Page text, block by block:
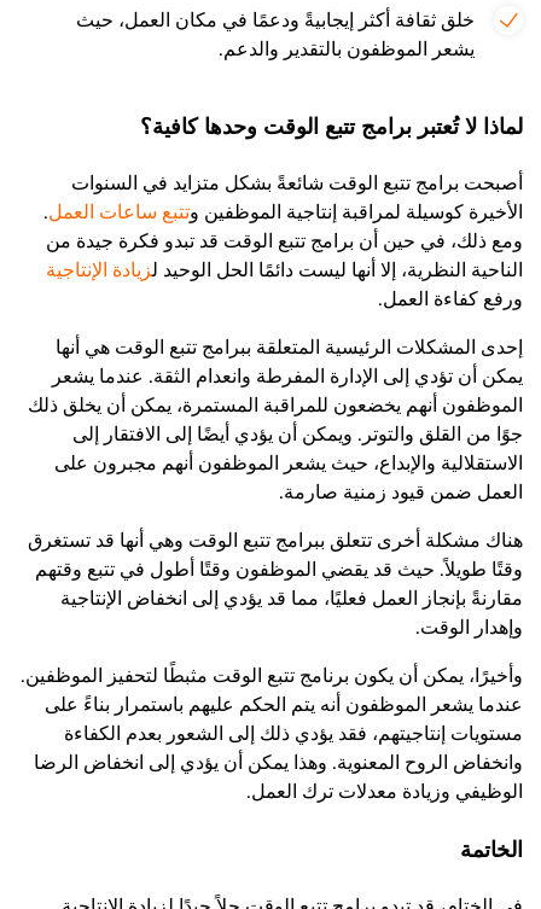
خلق ثقافة أكثر إيجابيةً ودعمًا في مكان العمل، حيث
يشعر الموظفون بالتقدير والدعم.
لماذا لا تُعتبر برامج تتبع الوقت وحدها كافية؟
أصبحت برامج تتبع الوقت شائعةً بشكل متزايد في السنوات
الأخيرة كوسيلة لمراقبة إنتاجية الموظفين وتتبع ساعات العمل.
ومع ذلك، في حين أن برامج تتبع الوقت قد تبدو فكرة جيدة من
الناحية النظرية، إلا أنها ليست دائمًا الحل الوحيد لزيادة الإنتاجية
ورفع كفاءة العمل.
إحدى المشكلات الرئيسية المتعلقة ببرامج تتبع الوقت هي أنها
يمكن أن تؤدي إلى الإدارة المفرطة وانعدام الثقة. عندما يشعر
الموظفون أنهم يخضعون للمراقبة المستمرة، يمكن أن يخلق ذلك
جوًا من القلق والتوتر. ويمكن أن يؤدي أيضًا إلى الافتقار إلى
الاستقلالية والإبداع، حيث يشعر الموظفون أنهم مجبرون على
العمل ضمن قيود زمنية صارمة.
هناك مشكلة أخرى تتعلق ببرامج تتبع الوقت وهي أنها قد تستغرق
وقتًا طويلاً. حيث قد يقضي الموظفون وقتًا أطول في تتبع وقتهم
مقارنةً بإنجاز العمل فعليًا، مما قد يؤدي إلى انخفاض الإنتاجية
وإهدار الوقت.
وأخيرًا، يمكن أن يكون برنامج تتبع الوقت مثبطًا لتحفيز الموظفين.
عندما يشعر الموظفون أنه يتم الحكم عليهم باستمرار بناءً على
مستويات إنتاجيتهم، فقد يؤدي ذلك إلى الشعور بعدم الكفاءة
وانخفاض الروح المعنوية. وهذا يمكن أن يؤدي إلى انخفاض الرضا
الوظيفي وزيادة معدلات ترك العمل.
الخاتمة